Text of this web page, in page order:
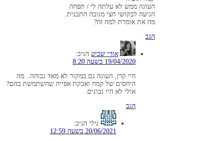
העוגה ממש לא עלתה לי / תפחה
הגיעה לבקושי חצי מגובה התבנית.
מה את אומרת למה זה?
הגב
אורי שביט הגיב:
19/04/2020 בשעה 8:20
היי קרן, העוגה גם במקור לא מאד גבוהה.. מה
היחסים של קמח ואבקת אפייה שהשתמשת בהם?
אולי לא היו נכונים.
הגב
נילי הגיב:
20/06/2021 בשעה 12:59